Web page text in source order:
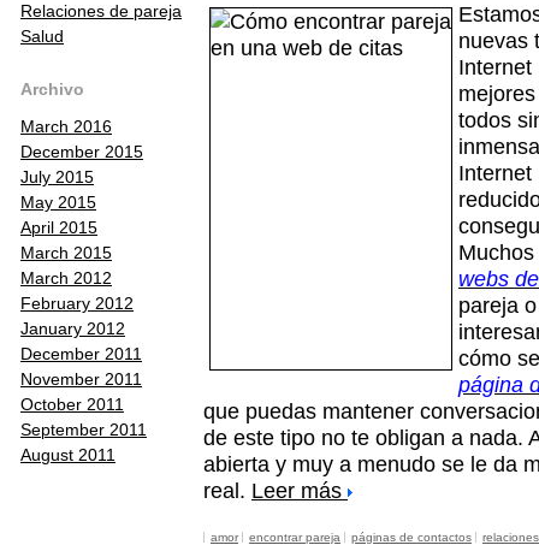
Relaciones de pareja
Salud
Archivo
March 2016
December 2015
July 2015
May 2015
April 2015
March 2015
March 2012
February 2012
January 2012
December 2011
November 2011
October 2011
September 2011
August 2011
nuevas
Internet
todos
Internet
webs
pareja
cómo
página
que puedas mantener
de este tipo no te obligan a nada.
abierta y muy a menudo se le da
real. Leer más
amor encontrar pareja páginas de contactos relaciones